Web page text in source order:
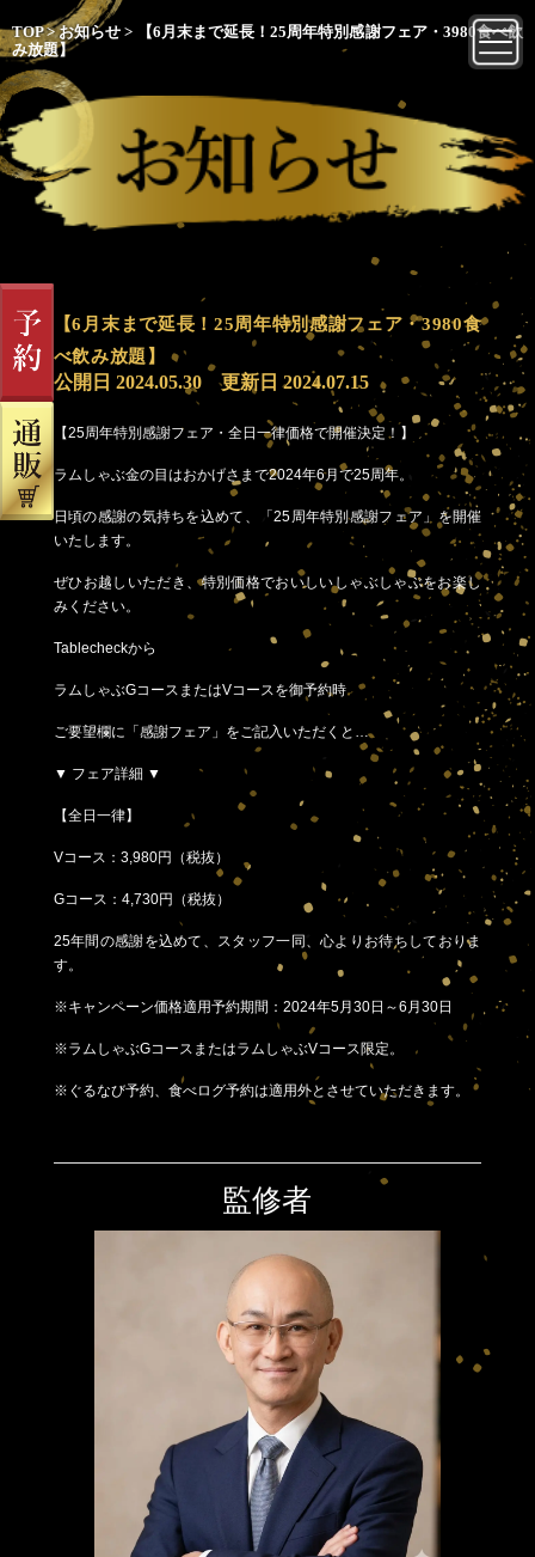
TOP>お知らせ >
【6月末まで延長！25周年特別感謝フェア・3980食べ飲
み放題】
【6月末まで延長！25周年特別感謝フェア・3980食
べ飲み放題】
公開日 2024.05.30更新日2024.07.15
【25周年特別感謝フェア・全日一律価格で開催決定！】
ラムしゃぶ金の目はおかげさまで2024年6月で25周年。
日頃の感謝の気持ちを込めて、「25周年特別感謝フェア」を開催
いたします。
ぜひお越しいただき、特別価格でおいしいしゃぶしゃぶをお楽し
みください。
Tablecheckから
ラムしゃぶGコースまたはVコースを御予約時
ご要望欄に「感謝フェア」をご記入いただくと…
▼ フェア詳細 ▼
【全日一律】
Vコース：3,980円（税抜）
Gコース：4,730円（税抜）
25年間の感謝を込めて、スタッフ一同、心よりお待ちしておりま
す。
※キャンペーン価格適用予約期間：2024年5月30日～6月30日
※ラムしゃぶGコースまたはラムしゃぶVコース限定。
※ぐるなび予約、食べログ予約は適用外とさせていただきます。
監修者